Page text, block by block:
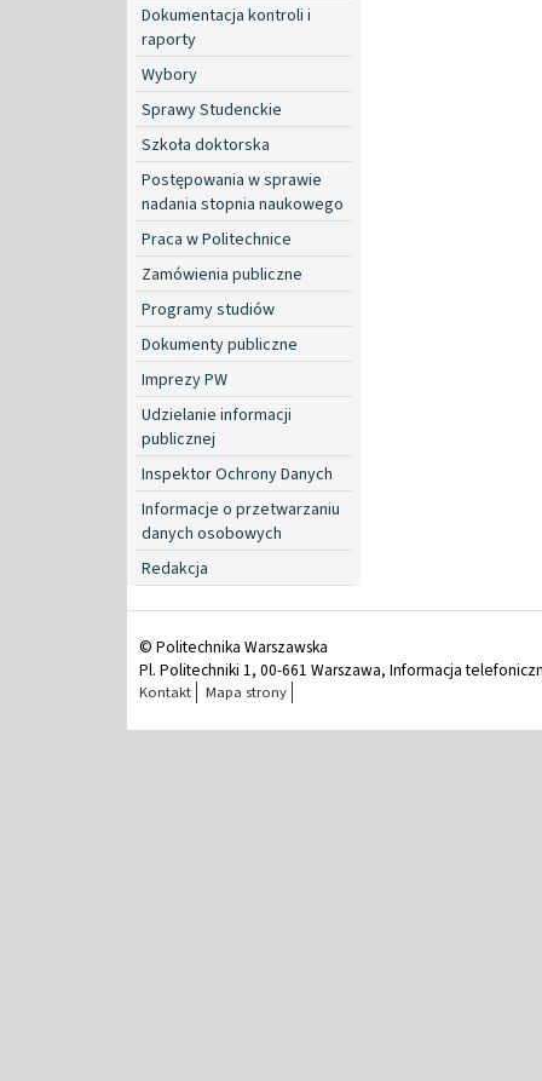
Dokumentacja kontroli i
raporty
Wybory
Sprawy Studenckie
Szkoła doktorska
Postępowania w sprawie
nadania stopnia naukowego
Praca w Politechnice
Zamówienia publiczne
Programy studiów
Dokumenty publiczne
Imprezy PW
Udzielanie informacji
publicznej
Inspektor Ochrony Danych
Informacje o przetwarzaniu
danych osobowych
Redakcja
© Politechnika Warszawska
Pl. Politechniki 1, 00-661 Warszawa, Informacja
Kontakt Mapa strony